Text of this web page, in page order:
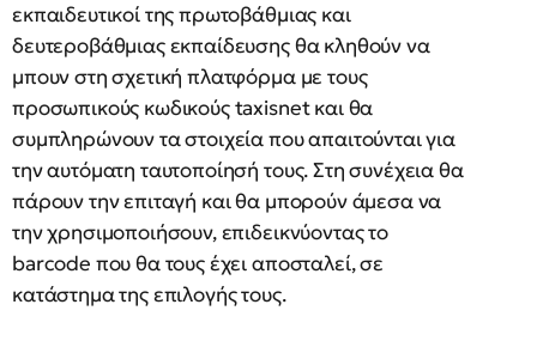
εκπαιδευτικοί της πρωτοβάθμιας και
δευτεροβάθμιας εκπαίδευσης θα κληθούν να
μπουν στη σχετική πλατφόρμα με τους
προσωπικούς κωδικούς taxisnet και θα
συμπληρώνουν τα στοιχεία που απαιτούνται για
την αυτόματη ταυτοποίησή τους. Στη συνέχεια θα
πάρουν την επιταγή και θα μπορούν άμεσα να
την χρησιμοποιήσουν, επιδεικνύοντας το
barcode που θα τους έχει αποσταλεί, σε
κατάστημα της επιλογής τους.